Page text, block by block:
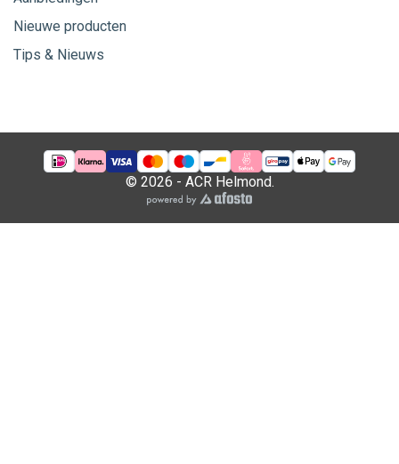
Nieuwe producten
Tips & Nieuws
© 2026 - ACR Helmond.